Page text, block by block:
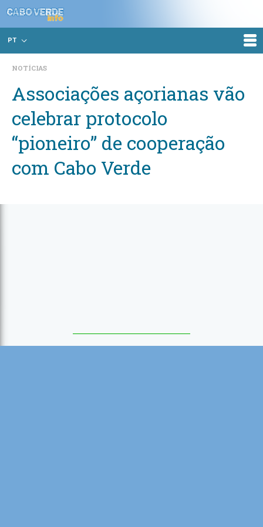
PT
NOTÍCIAS
Associações açorianas vão
celebrar protocolo
“pioneiro” de cooperação
com Cabo Verde